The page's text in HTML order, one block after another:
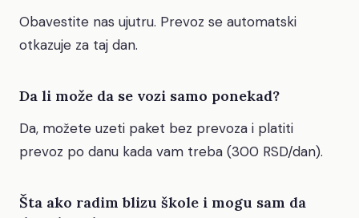
Obavestite nas ujutru. Prevoz se automatski
otkazuje za taj dan.
Da li može da se vozi samo ponekad?
Da, možete uzeti paket bez prevoza i platiti
prevoz po danu kada vam treba (300 RSD/dan).
Šta ako radim blizu škole i mogu sam da